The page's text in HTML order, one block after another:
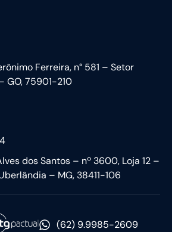
Ferreira, n° 581 – Setor
GO, 75901-210
dos Santos – nº 3600, Loja 12 –
– MG, 38411-106
(62) 9.9985-2609